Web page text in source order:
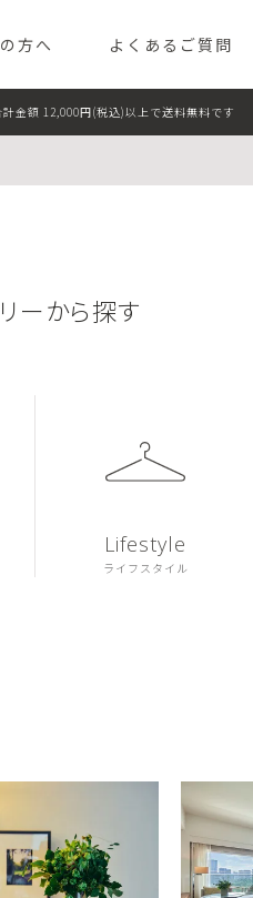
ホテル東京 オ
方へ よくあるご質問
計金額 12,000円(税込)以上で送料無料です
ーから探す
Lifestyle
ライフスタイル